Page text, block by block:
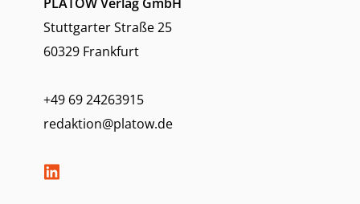
Stuttgarter Straße 25
60329 Frankfurt
+49 69 24263915
redaktion@platow.de